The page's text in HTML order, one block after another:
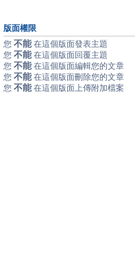
版面權限
您 不能 在這個版面發表主題
您 不能 在這個版面回覆主題
您 不能 在這個版面編輯您的文章
您 不能 在這個版面刪除您的文章
您 不能 在這個版面上傳附加檔案